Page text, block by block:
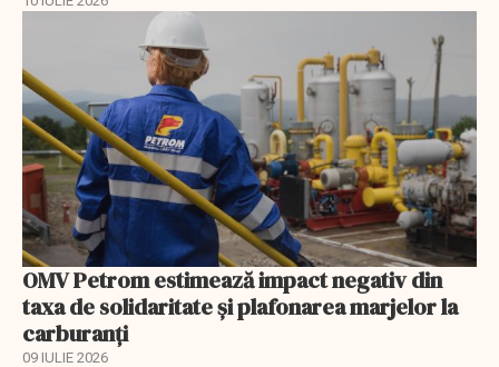
OMV Petrom estimează impact negativ din
taxa de solidaritate și plafonarea marjelor la
carburanți
09 IULIE 2026